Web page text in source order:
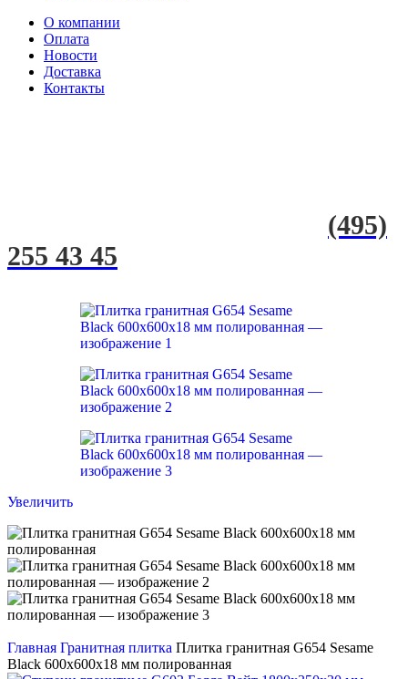
О компании
Оплата
Новости
Доставка
Контакты
(495)
255 43 45
Увеличить
Главная Гранитная плитка Плитка гранитная G654 Sesame
Black 600x600x18 мм полированная